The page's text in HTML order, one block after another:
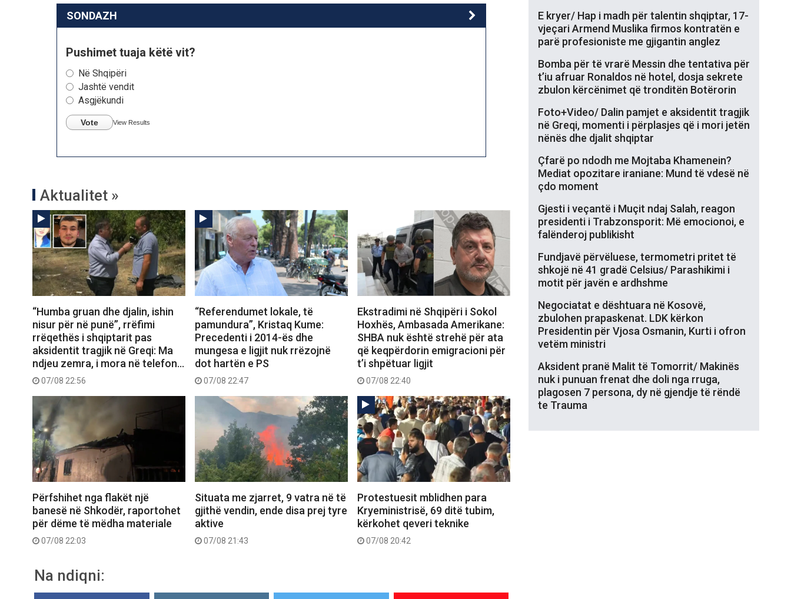
SONDAZH
Pushimet tuaja këtë vit?
Në Shqipëri
Jashtë vendit
Asgjëkundi
Vote View Results
Aktualitet »
“Humba gruan dhe djalin, ishin
nisur për në punë”, rrëfimi
rrëqethës i shqiptarit pas
aksidentit tragjik në Greqi: Ma
ndjeu zemra, i mora në telefon…
07/08 22:56
“Referendumet lokale, të
pamundura”, Kristaq Kume:
Precedenti i 2014-ës dhe
mungesa e ligjit nuk rrëzojnë
dot hartën e PS
07/08 22:47
Ekstradimi në Shqipëri i Sokol
Hoxhës, Ambasada Amerikane:
SHBA nuk është strehë për ata
që keqpërdorin emigracioni për
t’i shpëtuar ligjit
07/08 22:40
Përfshihet nga flakët një
banesë në Shkodër, raportohet
për dëme të mëdha materiale
07/08 22:03
Situata me zjarret, 9 vatra në të
gjithë vendin, ende disa prej tyre
aktive
07/08 21:43
Protestuesit mblidhen para
Kryeministrisë, 69 ditë tubim,
kërkohet qeveri teknike
07/08 20:42
Na ndiqni:
E kryer/ Hap i madh për talentin shqiptar, 17-
vjeçari Armend Muslika firmos kontratën e
parë profesioniste me gjigantin anglez
Bomba për të vrarë Messin dhe tentativa për
t’iu afruar Ronaldos në hotel, dosja sekrete
zbulon kërcënimet që tronditën Botërorin
Foto+Video/ Dalin pamjet e aksidentit tragjik
në Greqi, momenti i përplasjes që i mori jetën
nënës dhe djalit shqiptar
Çfarë po ndodh me Mojtaba Khamenein?
Mediat opozitare iraniane: Mund të vdesë në
çdo moment
Gjesti i veçantë i Muçit ndaj Salah, reagon
presidenti i Trabzonsporit: Më emocionoi, e
falënderoj publikisht
Fundjavë përvëluese, termometri pritet të
shkojë në 41 gradë Celsius/ Parashikimi i
motit për javën e ardhshme
Negociatat e dështuara në Kosovë,
zbulohen prapaskenat. LDK kërkon
Presidentin për Vjosa Osmanin, Kurti i ofron
vetëm ministri
Aksident pranë Malit të Tomorrit/ Makinës
nuk i punuan frenat dhe doli nga rruga,
plagosen 7 persona, dy në gjendje të rëndë
te Trauma